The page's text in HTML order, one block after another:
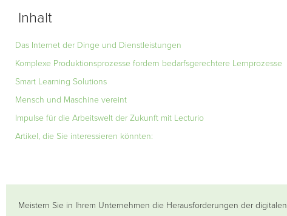
Inhalt
Das Internet der Dinge und Dienstleistungen
Komplexe Produktionsprozesse fordern bedarfsgerechtere Lernprozesse
Smart Learning Solutions
Mensch und Maschine vereint
Impulse für die Arbeitswelt der Zukunft mit Lecturio
Artikel, die Sie interessieren könnten:
Meistern Sie in Ihrem Unternehmen die Herausforderungen der digitalen